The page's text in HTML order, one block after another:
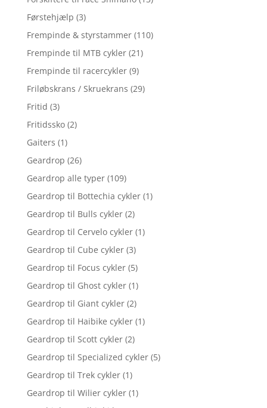
Førstehjælp (3)
Frempinde & styrstammer (110)
Frempinde til MTB cykler (21)
Frempinde til racercykler (9)
Friløbskrans / Skruekrans (29)
Fritid (3)
Fritidssko (2)
Gaiters (1)
Geardrop (26)
Geardrop alle typer (109)
Geardrop til Bottechia cykler (1)
Geardrop til Bulls cykler (2)
Geardrop til Cervelo cykler (1)
Geardrop til Cube cykler (3)
Geardrop til Focus cykler (5)
Geardrop til Ghost cykler (1)
Geardrop til Giant cykler (2)
Geardrop til Haibike cykler (1)
Geardrop til Scott cykler (2)
Geardrop til Specialized cykler (5)
Geardrop til Trek cykler (1)
Geardrop til Wilier cykler (1)